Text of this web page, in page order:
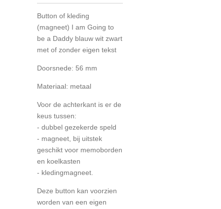
Button of kleding
(magneet) I am Going to
be a Daddy blauw wit zwart
met of zonder eigen tekst
Doorsnede: 56 mm
Materiaal: metaal
Voor de achterkant is er de
keus tussen:
- dubbel gezekerde speld
- magneet, bij uitstek
geschikt voor memoborden
en koelkasten
- kledingmagneet.
Deze button kan voorzien
worden van een eigen